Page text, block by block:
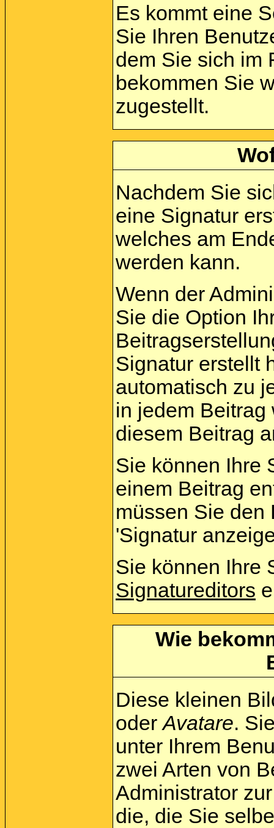
Es kommt eine
Sie Ihren
dem Sie sich im
bekommen Sie
zugestellt.
Nachdem Sie
eine Signatur
welches am
werden kann.
Wenn der
Sie die Option
Signatur erstellt
automatisch zu
in jedem
diesem Beitrag
Sie können Ihre
einem Beitrag
müssen Sie den
'Signatur
Sie können Ihre
Signatureditors
Wie
Diese kleinen
oderAvatare.
unter Ihrem
zwei Arten von
Administrator
die, die Sie